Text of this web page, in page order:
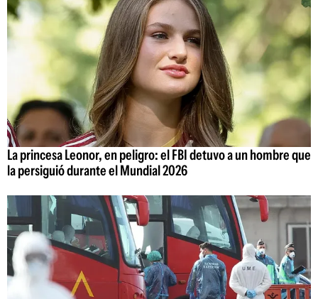
La princesa Leonor, en peligro: el FBI detuvo a un hombre que
la persiguió durante el Mundial 2026